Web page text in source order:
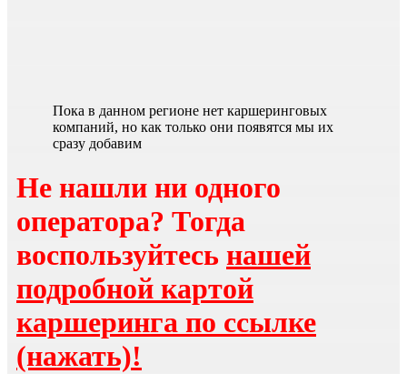
Пока в данном регионе нет каршеринговых
компаний, но как только они появятся мы их
сразу добавим
Не нашли ни одного
оператора? Тогда
воспользуйтесь нашей
подробной картой
каршеринга по ссылке
(нажать)!